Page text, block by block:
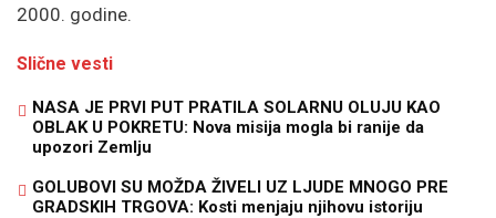
2000. godine.
Slične vesti
NASA JE PRVI PUT PRATILA SOLARNU OLUJU KAO
OBLAK U POKRETU: Nova misija mogla bi ranije da
upozori Zemlju
GOLUBOVI SU MOŽDA ŽIVELI UZ LJUDE MNOGO PRE
GRADSKIH TRGOVA: Kosti menjaju njihovu istoriju